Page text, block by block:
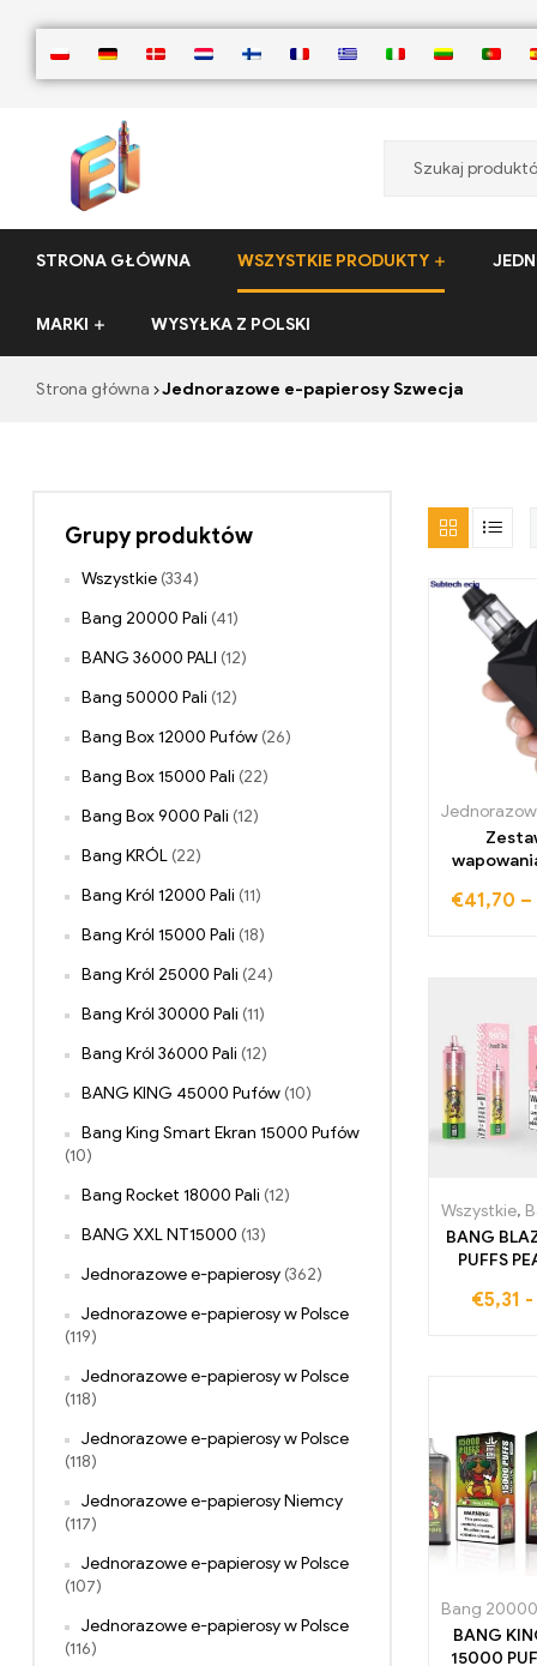
ElementVape.de
STRONA GŁÓWNA WSZYSTKIE PRODUKTY
MARKI WYSYŁKA Z POLSKI
Strona główna Jednorazowe e-papierosy Szwecja
Vaper
€41,70 –
Wszystkie,
BANG
PUFFS
€5,31 -
Bang 20000
BANG
15000
Grupy produktów
Wszystkie (334)
Bang 20000 Pali (41)
BANG 36000 PALI (12)
Bang 50000 Pali (12)
Bang Box 12000 Pufów (26)
Bang Box 15000 Pali (22)
Bang Box 9000 Pali (12)
Bang KRÓL (22)
Bang Król 12000 Pali (11)
Bang Król 15000 Pali (18)
Bang Król 25000 Pali (24)
Bang Król 30000 Pali (11)
Bang Król 36000 Pali (12)
BANG KING 45000 Pufów (10)
Bang King Smart Ekran 15000 Pufów
(10)
Bang Rocket 18000 Pali (12)
BANG XXL NT15000 (13)
Jednorazowe e-papierosy (362)
Jednorazowe e-papierosy w Polsce
(119)
Jednorazowe e-papierosy w Polsce
(118)
Jednorazowe e-papierosy w Polsce
(118)
Jednorazowe e-papierosy Niemcy
(117)
Jednorazowe e-papierosy w Polsce
(107)
Jednorazowe e-papierosy w Polsce
(116)